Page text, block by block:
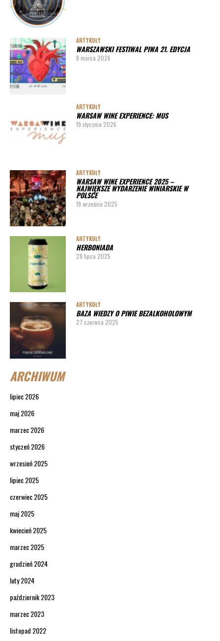
ARTYKUŁY
WARSZAWSKI FESTIWAL PIWA 21. EDYCJA
8 marca 2026
ARTYKUŁY
WARSAW WINE EXPERIENCE: MUS
19 stycznia 2026
ARTYKUŁY
WARSAW WINE EXPERIENCE 2025 –
NAJWIĘKSZE WYDARZENIE WINIARSKIE W
POLSCE
19 września 2025
ARTYKUŁY
HERBONIADA
29 lipca 2025
ARTYKUŁY
BAZA WIEDZY O PIWIE BEZALKOHOLOWYM
27 czerwca 2025
ARCHIWUM
lipiec 2026
maj 2026
marzec 2026
styczeń 2026
wrzesień 2025
lipiec 2025
czerwiec 2025
maj 2025
kwiecień 2025
marzec 2025
grudzień 2024
luty 2024
październik 2023
marzec 2023
listopad 2022